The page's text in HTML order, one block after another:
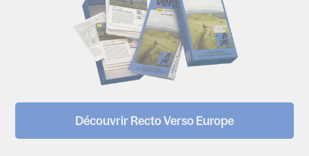
Découvrir Recto Verso Europe